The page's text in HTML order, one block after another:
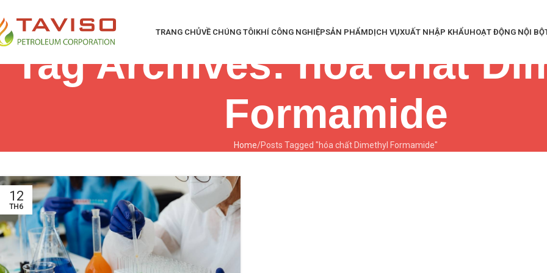
TRANG CHỦVỀ CHÚNG TÔIKHÍ CÔNG NGHIỆPSẢN PHẨMDỊCH VỤXUẤT NHẬP KHẨUHOẠT ĐỘNG NỘI BỘ
Tag Archives: hóa chất
Formamide
Home Posts Tagged "hóa chất Dimethyl Formamide"
12
TH6